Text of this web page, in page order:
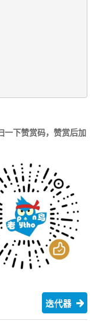
一下赞赏码，赞赏后加
迭代器